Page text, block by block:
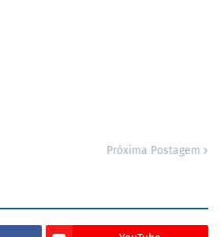
Próxima Postagem